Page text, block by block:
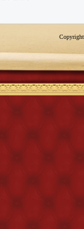
Copyright